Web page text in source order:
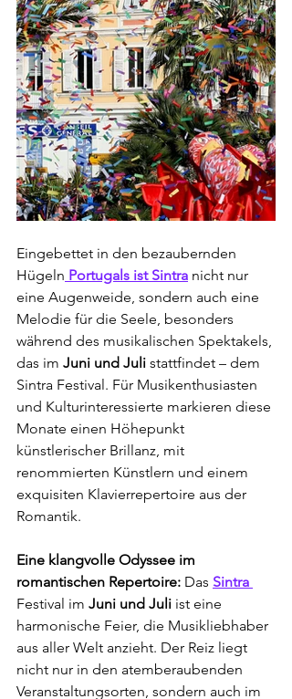
Eingebettet in den bezaubernden
Hügeln Portugals ist Sintra nicht nur
eine Augenweide, sondern auch eine
Melodie für die Seele, besonders
während des musikalischen Spektakels,
das im Juni und Juli stattfindet – dem
Sintra Festival. Für Musikenthusiasten
und Kulturinteressierte markieren diese
Monate einen Höhepunkt
künstlerischer Brillanz, mit
renommierten Künstlern und einem
exquisiten Klavierrepertoire aus der
Romantik.
Eine klangvolle Odyssee im
romantischen Repertoire: Das Sintra
Festival im Juni und Juli ist eine
harmonische Feier, die Musikliebhaber
aus aller Welt anzieht. Der Reiz liegt
nicht nur in den atemberaubenden
Veranstaltungsorten, sondern auch im